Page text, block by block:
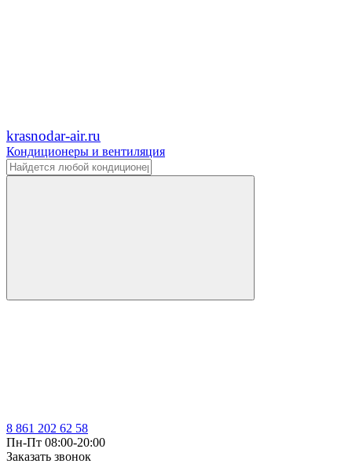
krasnodar-air.ru
Кондиционеры и вентиляция
8 861 202 62 58
Пн-Пт 08:00-20:00
Заказать звонок